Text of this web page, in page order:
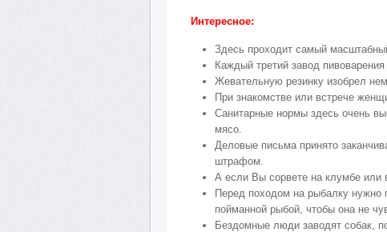
Интересное:
Здесь проходит самый
Каждый третий завод
Жевательную резинку изобрел
При знакомстве или встрече
Санитарные нормы здесь очень
мясо.
Деловые письма принято
штрафом.
А если Вы сорвете на клумбе или
Перед походом на рыбалку нужно
пойманной рыбой, чтобы она не
Бездомные люди заводят собак,